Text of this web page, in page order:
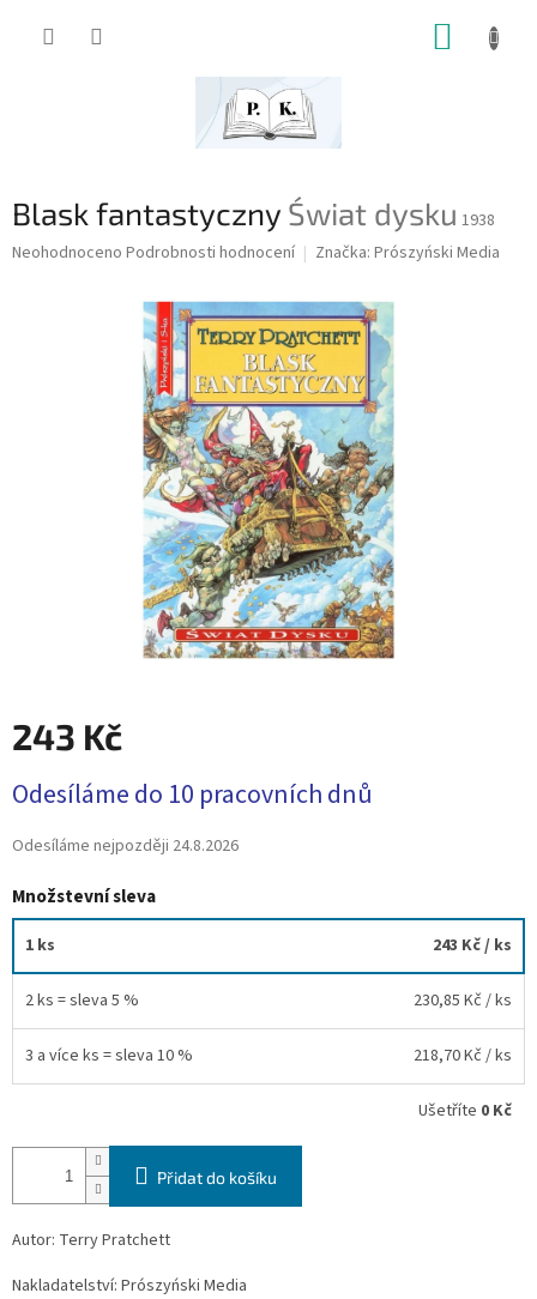
Blask fantastyczny Świat dysku 1938
Průměrné
Neohodnoceno Podrobnosti hodnocení Značka: Prószyński Media
243 Kč
cena:
Odesíláme do 10 pracovních dnů
Odesíláme nejpozději 24.8.2026
Množstevní sleva
1 ks 243 Kč/ ks
2 ks = sleva 5 % 230,85 Kč / ks
3 a více ks = sleva 10 % 218,70 Kč / ks
Ušetříte 0 Kč
Přidat do košíku
Autor: Terry Pratchett
Nakladatelství: Prószyński Media